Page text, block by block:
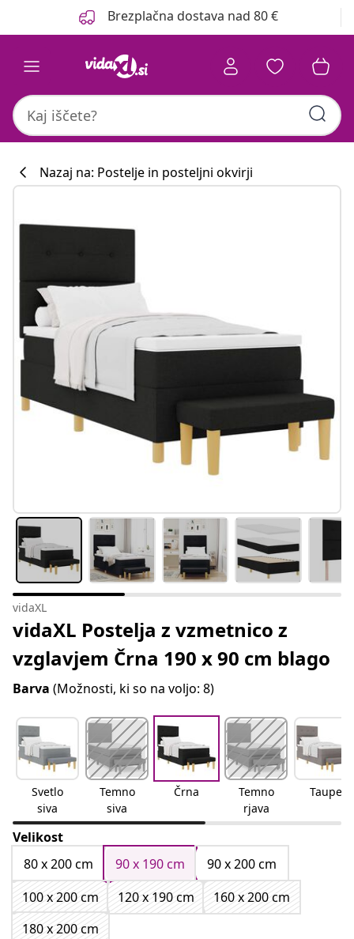
Brezplačna dostava nad 80 €
Nazaj na: Postelje in posteljni okvirji
vidaXL
vidaXL Postelja z vzmetnico z
vzglavjem Črna 190 x 90 cm blago
Barva (Možnosti, ki so na voljo: 8)
Svetlo
siva
Temno
siva
Črna
Temno
rjava
Taupe
Velikost
80 x 200 cm
90 x 190 cm
90 x 200 cm
100 x 200 cm
120 x 190 cm
160 x 200 cm
180 x 200 cm